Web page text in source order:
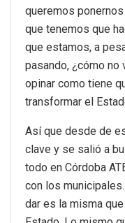
queremos
que tenemos que
que estamos, a
pasando, ¿cómo no
opinar como tiene
transformar el
Así que desde de
clave y se salió a
todo en Córdoba
con los
dar es la misma